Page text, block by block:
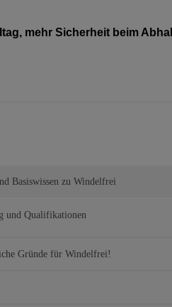
mehr Sicherheit beim
Basiswissen zu Windelfrei
und Qualifikationen
Gründe für Windelfrei!